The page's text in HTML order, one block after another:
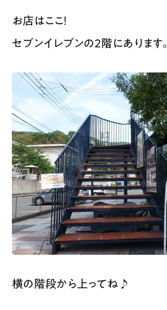
お店はここ！
セブンイレブンの2階にあります。
横の階段から上ってね♪